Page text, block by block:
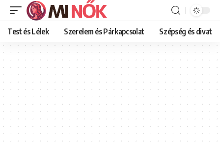
Test és Lélek Szerelem és Párkapcsolat Szépség és divat